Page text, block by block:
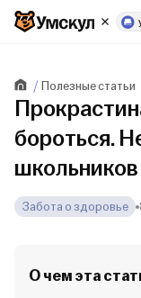
Полезные статьи
бороться.
школьников
Забота о здоровье
О чем эта